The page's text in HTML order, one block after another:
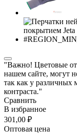
"Важно! Цветовые
нашем сайте, могут
так как у различных
контраста."
Сравнить
В избранное
301,00 ₽
Оптовая цена